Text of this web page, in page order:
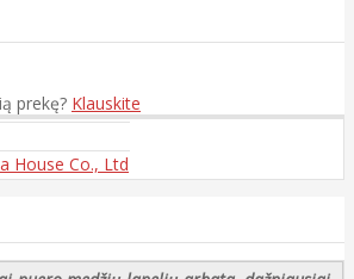
prekę? Klauskite
House Co., Ltd